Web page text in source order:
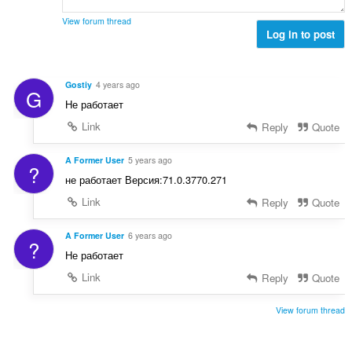
n
ín
n
e
d
n
e
n
í
:
View forum thread
Log in to post
G Gostiy 4 years ago
Не работает
Link
Reply Quote
? A Former User 5 years ago
не работает Версия:71.0.3770.271
Link
Reply Quote
? A Former User 6 years ago
Не работает
Link
Reply Quote
View forum thread